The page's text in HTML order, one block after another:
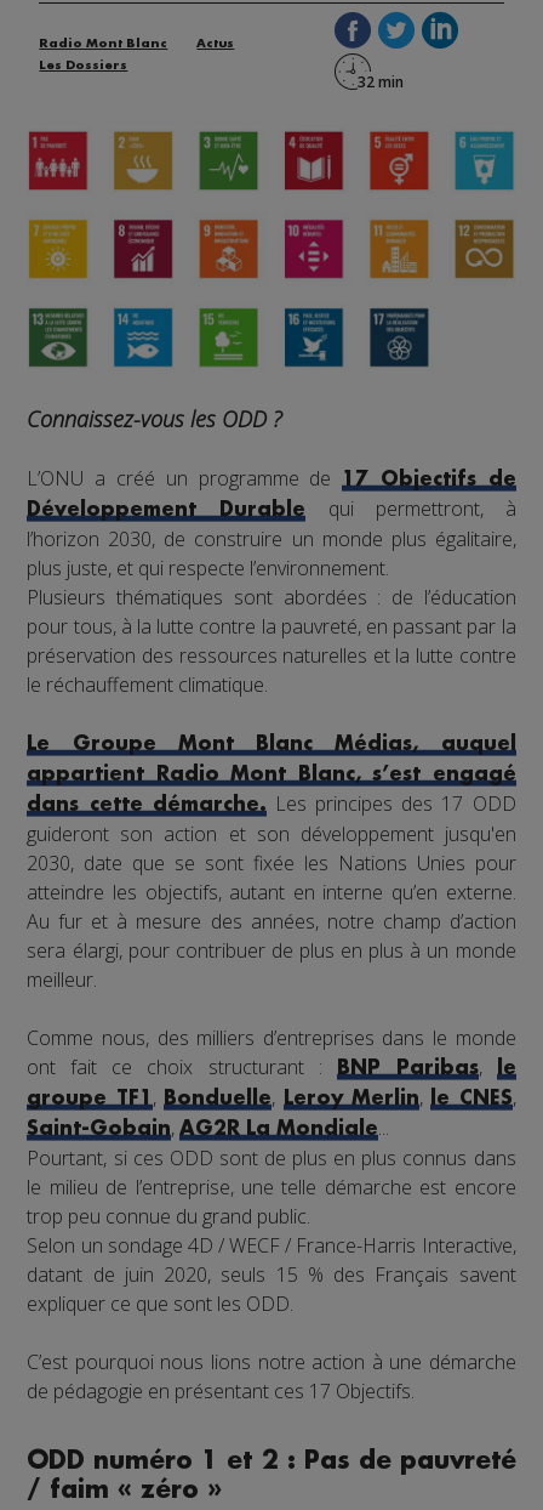
Radio Mont Blanc
Actus
Les Dossiers
Connaissez-vous les ODD ?
L’ONU a créé un programme de17 Objectifs de
Développement Durable
qui permettront, à
l’horizon 2030, de construire un monde plus égalitaire,
plus juste, et qui respecte l’environnement.
Plusieurs thématiques sont abordées : de l’éducation
pour tous, à la lutte contre la pauvreté, en passant par la
préservation des ressources naturelles et la lutte contre
le réchauffement climatique.
Le Groupe Mont Blanc Médias, auquel
appartient Radio Mont Blanc, s’est engagé
dans cette démarche.Les principes des 17 ODD
guideront son action et son développement jusqu'en
2030, date que se sont fixée les Nations Unies pour
atteindre les objectifs, autant en interne qu’en externe.
Au fur et à mesure des années, notre champ d’action
sera élargi, pour contribuer de plus en plus à un monde
meilleur.
Comme nous, des milliers d’entreprises dans le monde
ont fait ce choix structurant :
BNP Paribas,
le
groupe TF1 , Bonduelle, Leroy Merlin, le CNES,
Saint-Gobain,AG2R La Mondiale...
Pourtant, si ces ODD sont de plus en plus connus dans
le milieu de l’entreprise, une telle démarche est encore
trop peu connue du grand public.
Selon un sondage 4D / WECF / France-Harris Interactive,
datant de juin 2020, seuls 15 % des Français savent
expliquer ce que sont les ODD.
C’est pourquoi nous lions notre action à une démarche
de pédagogie en présentant ces 17 Objectifs.
ODD numéro 1 et 2 : Pas de pauvreté
/ faim « zéro »